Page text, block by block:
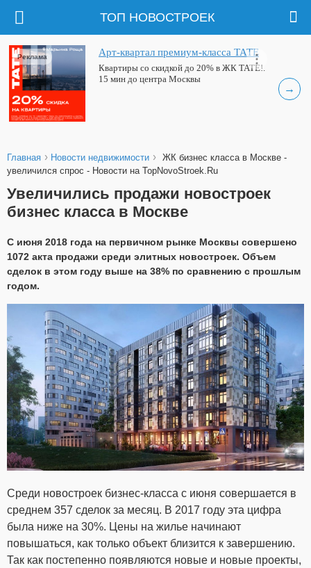
ТОП НОВОСТРОЕК
→
Арт-квартал премиум-класса ТАТЕ
Квартиры со скидкой до 20% в ЖК ТАТЕ!.
15 мин до центра Москвы
Реклама
Главная › Новости недвижимости › ЖК бизнес класса в Москве -
увеличился спрос - Новости на TopNovoStroek.Ru
Увеличились продажи новостроек
бизнес класса в Москве
С июня 2018 года на первичном рынке Москвы совершено
1072 акта продажи среди элитных новостроек. Объем
сделок в этом году выше на 38% по сравнению с прошлым
годом.
Среди новостроек бизнес-класса с июня совершается в
среднем 357 сделок за месяц. В 2017 году эта цифра
была ниже на 30%. Цены на жилье начинают
повышаться, как только объект близится к завершению.
Так как постепенно появляются новые и новые проекты,